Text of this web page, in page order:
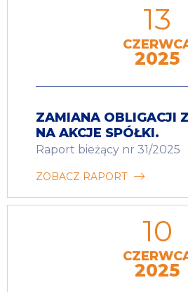
13
2025
ZAMIANA OBLIGACJI
NA AKCJE SPÓŁKI.
Raport bieżący nr 31/2025
ZOBACZ RAPORT
10
2025